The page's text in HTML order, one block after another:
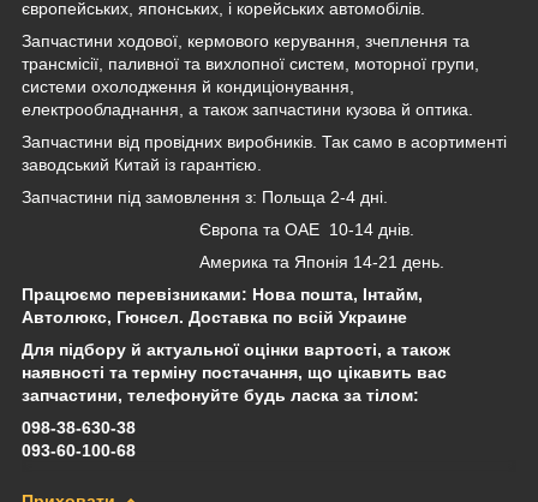
європейських, японських, і корейських автомобілів.
Запчастини ходової, кермового керування, зчеплення та
трансмісії, паливної та вихлопної систем, моторної групи,
системи охолодження й кондиціонування,
електрообладнання, а також запчастини кузова й оптика.
Запчастини від провідних виробників. Так само в асортименті
заводський Китай із гарантією.
Запчастини під замовлення з: Польща 2-4 дні.
Європа та ОАЕ 10-14 днів.
Америка та Японія 14-21 день.
Працюємо перевізниками: Нова пошта, Інтайм,
Автолюкс, Гюнсел. Доставка по всій Украине
Для підбору й актуальної оцінки вартості, а також
наявності та терміну постачання, що цікавить вас
запчастини, телефонуйте будь ласка за тілом:
098-38-630-38
093-60-100-68